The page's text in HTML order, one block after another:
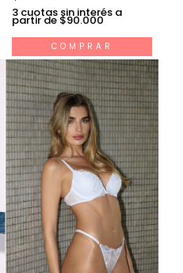
3 cuotas sin interés a
partir de $90.000
COMPRAR